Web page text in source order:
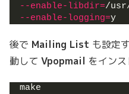
--enable-libdir=/
--enable-logging=y
後で Mailing List も設定
動して Vpopmail をインス
make